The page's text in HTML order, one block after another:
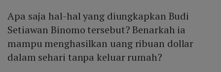
Apa saja hal-hal yang diungkapkan Budi
Setiawan Binomo tersebut? Benarkah ia
mampu menghasilkan uang ribuan dollar
dalam sehari tanpa keluar rumah?